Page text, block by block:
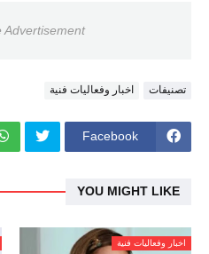
Advertisement
تصنيفات اخبار وفعاليات فنية
Facebook
YOU MIGHT LIKE
اخبار وفعاليات فنية